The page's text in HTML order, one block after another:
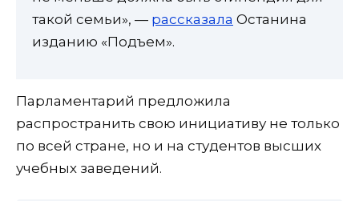
такой семьи», — рассказала Останина
изданию «Подъем».
Парламентарий предложила
распространить свою инициативу не только
по всей стране, но и на студентов высших
учебных заведений.